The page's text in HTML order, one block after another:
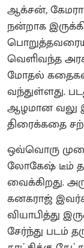
ஆக்சன்,
நன்றாக
வெளிவந்த
மோதல்
வந்துள்ளது.
ஆழமான வலு
திரைக்கதை
ஒவ்வொரு
லோகேஷ் டீம்
வைக்கிறது.
கனகராஜ்
வியாபித்து
சேர்ந்து படம்